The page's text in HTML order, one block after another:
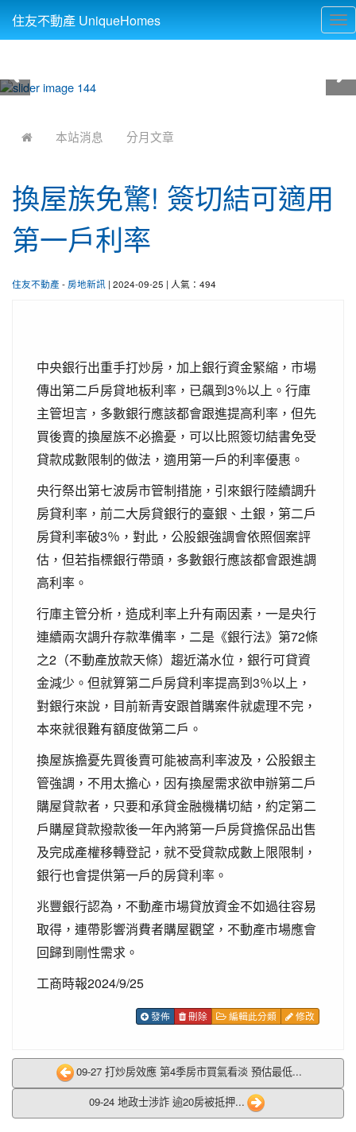
住友不動產 UniqueHomes
本站消息 分月文章
換屋族免驚! 簽切結可適用
第一戶利率
住友不動產 - 房地新訊 | 2024-09-25 | 人氣：494
中央銀行出重手打炒房，加上銀行資金緊縮，市場
傳出第二戶房貸地板利率，已飆到3％以上。行庫
主管坦言，多數銀行應該都會跟進提高利率，但先
買後賣的換屋族不必擔憂，可以比照簽切結書免受
貸款成數限制的做法，適用第一戶的利率優惠。
央行祭出第七波房市管制措施，引來銀行陸續調升
房貸利率，前二大房貸銀行的臺銀、土銀，第二戶
房貸利率破3％，對此，公股銀強調會依照個案評
估，但若指標銀行帶頭，多數銀行應該都會跟進調
高利率。
行庫主管分析，造成利率上升有兩因素，一是央行
連續兩次調升存款準備率，二是《銀行法》第72條
之2（不動產放款天條）趨近滿水位，銀行可貸資
金減少。但就算第二戶房貸利率提高到3％以上，
對銀行來說，目前新青安跟首購案件就處理不完，
本來就很難有額度做第二戶。
換屋族擔憂先買後賣可能被高利率波及，公股銀主
管強調，不用太擔心，因有換屋需求欲申辦第二戶
購屋貸款者，只要和承貸金融機構切結，約定第二
戶購屋貸款撥款後一年內將第一戶房貸擔保品出售
及完成產權移轉登記，就不受貸款成數上限限制，
銀行也會提供第一戶的房貸利率。
兆豐銀行認為，不動產市場貸放資金不如過往容易
取得，連帶影響消費者購屋觀望，不動產市場應會
回歸到剛性需求。
工商時報2024/9/25
發佈 刪除 編輯此分類 修改
09-27 打炒房效應 第4季房市買氣看淡 預估最低...
09-24 地政士涉詐 逾20房被抵押...